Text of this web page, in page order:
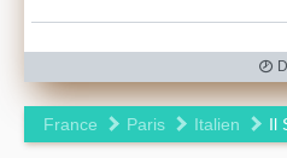
France Paris Italien Il